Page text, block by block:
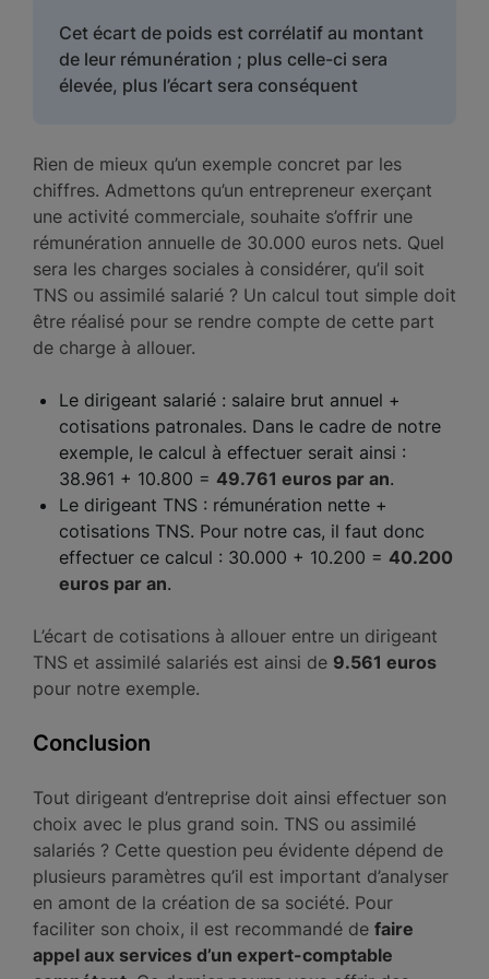
Cet écart de poids est corrélatif au montant
de leur rémunération ; plus celle-ci sera
élevée, plus l’écart sera conséquent
Rien de mieux qu’un exemple concret par les
chiffres. Admettons qu’un entrepreneur exerçant
une activité commerciale, souhaite s’offrir une
rémunération annuelle de 30.000 euros nets. Quel
sera les charges sociales à considérer, qu’il soit
TNS ou assimilé salarié ? Un calcul tout simple doit
être réalisé pour se rendre compte de cette part
de charge à allouer.
Le dirigeant salarié : salaire brut annuel +
cotisations patronales. Dans le cadre de notre
exemple, le calcul à effectuer serait ainsi :
38.961 + 10.800 = 49.761 euros par an.
Le dirigeant TNS : rémunération nette +
cotisations TNS. Pour notre cas, il faut donc
effectuer ce calcul : 30.000 + 10.200 = 40.200
euros par an.
L’écart de cotisations à allouer entre un dirigeant
TNS et assimilé salariés est ainsi de 9.561 euros
pour notre exemple.
Conclusion
Tout dirigeant d’entreprise doit ainsi effectuer son
choix avec le plus grand soin. TNS ou assimilé
salariés ? Cette question peu évidente dépend de
plusieurs paramètres qu’il est important d’analyser
en amont de la création de sa société. Pour
faciliter son choix, il est recommandé de faire
appel aux services d’un expert-comptable